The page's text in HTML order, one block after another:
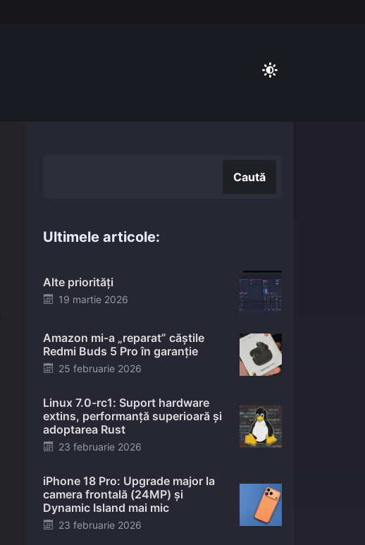
Caută
Ultimele articole:
Alte priorități
Posted
19 martie 2026
Amazon mi-a „reparat” căștile
Redmi Buds 5 Pro în garanție
Posted
25 februarie 2026
Linux 7.0-rc1: Suport hardware
extins, performanță superioară și
adoptarea Rust
Posted
23 februarie 2026
iPhone 18 Pro: Upgrade major la
camera frontală (24MP) și
Dynamic Island mai mic
Posted
23 februarie 2026